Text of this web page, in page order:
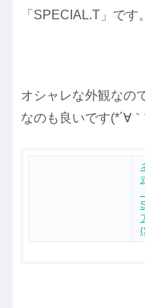
「SPECIAL.T」です。
オシャレな外観なの
なのも良いです(*´∀